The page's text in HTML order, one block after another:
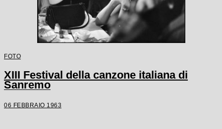
FOTO
XIII Festival della canzone italiana di
Sanremo
06 FEBBRAIO 1963